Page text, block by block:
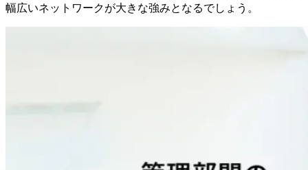
幅広いネットワークが大きな強みとなるでしょう。